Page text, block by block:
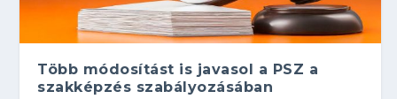
Több módosítást is javasol a PSZ a
szakképzés szabályozásában